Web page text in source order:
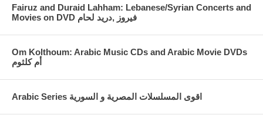
Fairuz and Duraid Lahham: Lebanese/Syrian Concerts and
Movies on DVD فيروز ,دريد لحام
Om Kolthoum: Arabic Music CDs and Arabic Movie DVDs
أم كلثوم
Arabic Series اقوى المسلسلات المصرية و السورية